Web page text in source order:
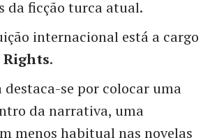
da ficção turca atual.
internacional está a cargo
Rights.
se por colocar uma
da narrativa, uma
menos habitual nas novelas